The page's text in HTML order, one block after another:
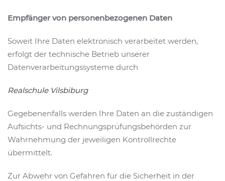
Empfänger von personenbezogenen Daten
Soweit Ihre Daten elektronisch verarbeitet werden,
erfolgt der technische Betrieb unserer
Datenverarbeitungssysteme durch
Realschule Vilsbiburg
Gegebenenfalls werden Ihre Daten an die zuständigen
Aufsichts- und Rechnungsprüfungsbehörden zur
Wahrnehmung der jeweiligen Kontrollrechte
übermittelt.
Zur Abwehr von Gefahren für die Sicherheit in der